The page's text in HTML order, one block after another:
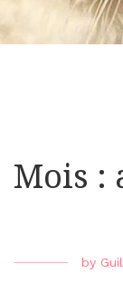
Mois :
by